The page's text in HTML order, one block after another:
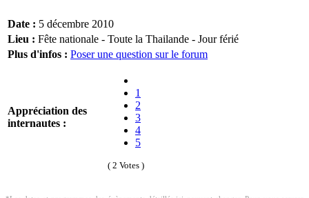
Date : 5 décembre 2010
Lieu : Fête nationale - Toute la Thailande - Jour férié
Plus d'infos : Poser une question sur le forum
Appréciation des
internautes :
1
2
3
4
5
( 2 Votes )